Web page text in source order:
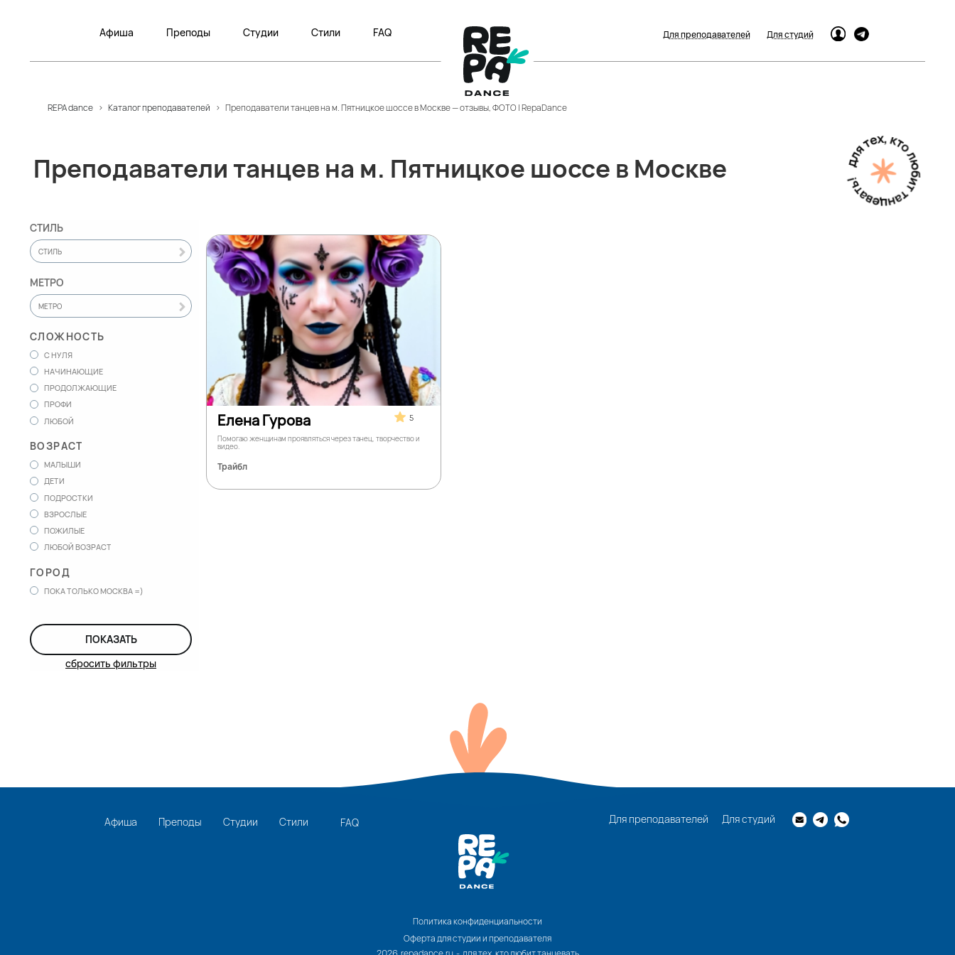
Афиша Преподы Студии Стили FAQ Для преподавателей Для студий
REPA dance > Каталог преподавателей > Преподаватели танцев на м. Пятницкое шоссе в Москве — отзывы, ФОТО | RepaDance
Преподаватели танцев на м. Пятницкое шоссе в Москве
СТИЛЬ
СТИЛЬ
МЕТРО
МЕТРО
СЛОЖНОСТЬ
С НУЛЯ
НАЧИНАЮЩИЕ
ПРОДОЛЖАЮЩИЕ
ПРОФИ
ЛЮБОЙ
ВОЗРАСТ
МАЛЫШИ
ДЕТИ
ПОДРОСТКИ
ВЗРОСЛЫЕ
ПОЖИЛЫЕ
ЛЮБОЙ ВОЗРАСТ
ГОРОД
ПОКА ТОЛЬКО МОСКВА =)
ПОКАЗАТЬ
сбросить фильтры
Елена Гурова 5
Помогаю женщинам проявляться через танец, творчество и
видео.
Трайбл
Афиша Преподы Студии Стили FAQ Для преподавателей Для студий
Политика конфиденциальности
Оферта для студии и преподавателя